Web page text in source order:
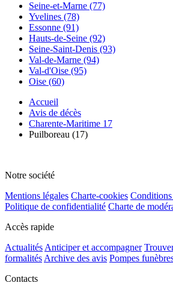
Seine-et-Marne (77)
Yvelines (78)
Essonne (91)
Hauts-de-Seine (92)
Seine-Saint-Denis (93)
Val-de-Marne (94)
Val-d'Oise (95)
Oise (60)
Accueil
Avis de décès
Charente-Maritime 17
Puilboreau (17)
Notre société
Mentions légales Charte-cookies Conditions
Politique de confidentialité Charte de
Accès rapide
Actualités Anticiper et accompagner
formalités Archive des avis Pompes
Contacts